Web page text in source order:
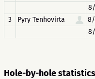
3
Pyry Tenhovirta 8/
Hole-by-hole statistics